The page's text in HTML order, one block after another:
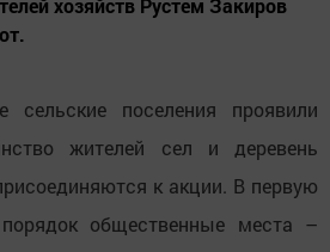
поселения проявили
жителей сел и деревень
к акции. В первую
общественные места –